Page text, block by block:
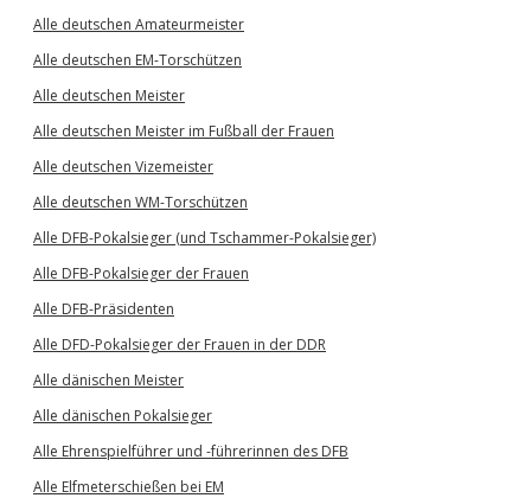
Alle deutschen Amateurmeister
Alle deutschen EM-Torschützen
Alle deutschen Meister
Alle deutschen Meister im Fußball der Frauen
Alle deutschen Vizemeister
Alle deutschen WM-Torschützen
Alle DFB-Pokalsieger (und Tschammer-Pokalsieger)
Alle DFB-Pokalsieger der Frauen
Alle DFB-Präsidenten
Alle DFD-Pokalsieger der Frauen in der DDR
Alle dänischen Meister
Alle dänischen Pokalsieger
Alle Ehrenspielführer und -führerinnen des DFB
Alle Elfmeterschießen bei EM